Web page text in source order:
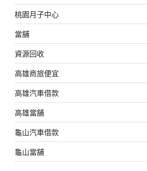
桃園月子中心
當舖
資源回收
高雄商旅便宜
高雄汽車借款
高雄當舖
龜山汽車借款
龜山當舖